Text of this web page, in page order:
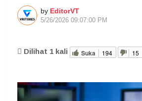
by EditorVT
5/26/2026 09:07:00 PM
Dilihat 1 kali Suka 194 15